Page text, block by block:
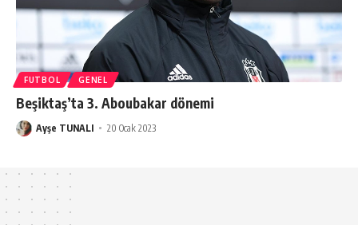
FUTBOL GENEL
Beşiktaş’ta 3. Aboubakar dönemi
Ayşe TUNALI 20 Ocak 2023